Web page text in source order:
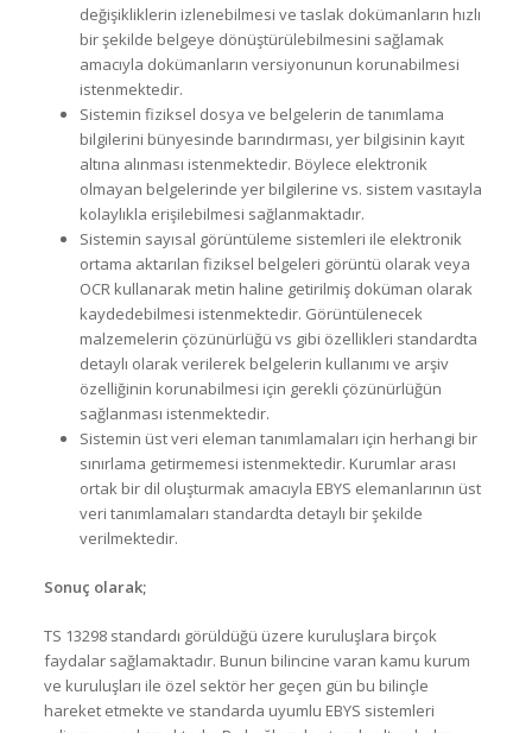
değişikliklerin izlenebilmesi ve taslak dokümanların hızlı
bir şekilde belgeye dönüştürülebilmesini sağlamak
amacıyla dokümanların versiyonunun korunabilmesi
istenmektedir.
Sistemin fiziksel dosya ve belgelerin de tanımlama
bilgilerini bünyesinde barındırması, yer bilgisinin kayıt
altına alınması istenmektedir. Böylece elektronik
olmayan belgelerinde yer bilgilerine vs. sistem vasıtayla
kolaylıkla erişilebilmesi sağlanmaktadır.
Sistemin sayısal görüntüleme sistemleri ile elektronik
ortama aktarılan fiziksel belgeleri görüntü olarak veya
OCR kullanarak metin haline getirilmiş doküman olarak
kaydedebilmesi istenmektedir. Görüntülenecek
malzemelerin çözünürlüğü vs gibi özellikleri standardta
detaylı olarak verilerek belgelerin kullanımı ve arşiv
özelliğinin korunabilmesi için gerekli çözünürlüğün
sağlanması istenmektedir.
Sistemin üst veri eleman tanımlamaları için herhangi bir
sınırlama getirmemesi istenmektedir. Kurumlar arası
ortak bir dil oluşturmak amacıyla EBYS elemanlarının üst
veri tanımlamaları standardta detaylı bir şekilde
verilmektedir.
Sonuç olarak;
TS 13298 standardı görüldüğü üzere kuruluşlara birçok
faydalar sağlamaktadır. Bunun bilincine varan kamu kurum
ve kuruluşları ile özel sektör her geçen gün bu bilinçle
hareket etmekte ve standarda uyumlu EBYS sistemleri